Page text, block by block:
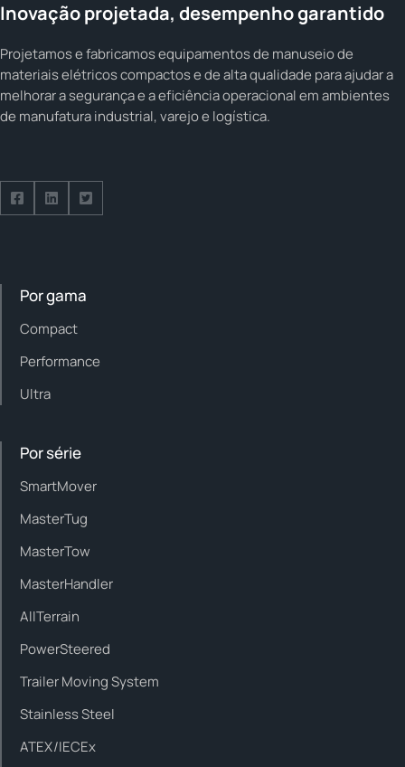
Inovação projetada, desempenho garantido
Projetamos e fabricamos equipamentos de manuseio de
materiais elétricos compactos e de alta qualidade para ajudar a
melhorar a segurança e a eficiência operacional em ambientes
de manufatura industrial, varejo e logística.
Follow us on Facebook
Follow us on Facebook
Follow us on Facebook
Por gama
Compact
Performance
Ultra
Por série
SmartMover
MasterTug
MasterTow
MasterHandler
AllTerrain
PowerSteered
Trailer Moving System
Stainless Steel
ATEX/IECEx